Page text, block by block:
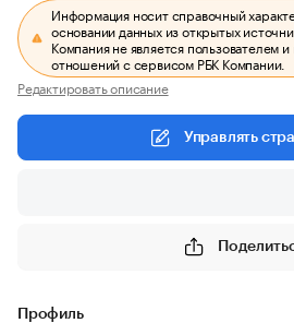
Информация носит справочный
основании данных из открытых
Компания не является пользователем
отношений с сервисом РБК Компании.
Редактировать описание
Управлять
Профиль